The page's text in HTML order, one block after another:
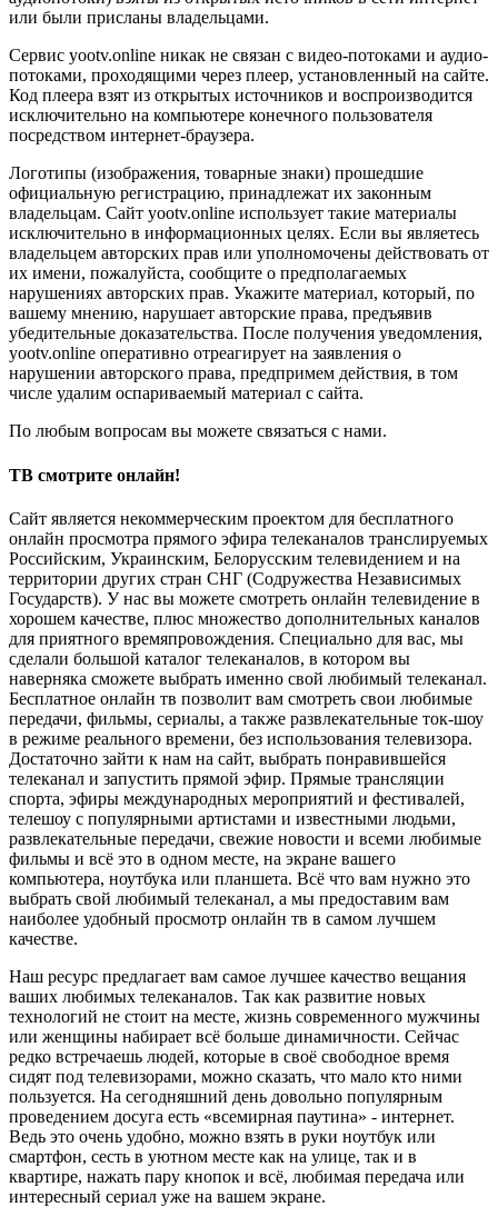
или были присланы владельцами.
Сервис yootv.online никак не связан с видео-потоками и аудио-
потоками, проходящими через плеер, установленный на сайте.
Код плеера взят из открытых источников и воспроизводится
исключительно на компьютере конечного пользователя
посредством интернет-браузера.
Логотипы (изображения, товарные знаки) прошедшие
официальную регистрацию, принадлежат их законным
владельцам. Сайт yootv.online использует такие материалы
исключительно в информационных целях. Если вы являетесь
владельцем авторских прав или уполномочены действовать от
их имени, пожалуйста, сообщите о предполагаемых
нарушениях авторских прав. Укажите материал, который, по
вашему мнению, нарушает авторские права, предъявив
убедительные доказательства. После получения уведомления,
yootv.online оперативно отреагирует на заявления о
нарушении авторского права, предпримем действия, в том
числе удалим оспариваемый материал с сайта.
По любым вопросам вы можете связаться с нами.
ТВ смотрите онлайн!
Сайт является некоммерческим проектом для бесплатного
онлайн просмотра прямого эфира телеканалов транслируемых
Российским, Украинским, Белорусским телевидением и на
территории других стран СНГ (Содружества Независимых
Государств). У нас вы можете смотреть онлайн телевидение в
хорошем качестве, плюс множество дополнительных каналов
для приятного времяпровождения. Специально для вас, мы
сделали большой каталог телеканалов, в котором вы
наверняка сможете выбрать именно свой любимый телеканал.
Бесплатное онлайн тв позволит вам смотреть свои любимые
передачи, фильмы, сериалы, а также развлекательные ток-шоу
в режиме реального времени, без использования телевизора.
Достаточно зайти к нам на сайт, выбрать понравившейся
телеканал и запустить прямой эфир. Прямые трансляции
спорта, эфиры международных мероприятий и фестивалей,
телешоу с популярными артистами и известными людьми,
развлекательные передачи, свежие новости и всеми любимые
фильмы и всё это в одном месте, на экране вашего
компьютера, ноутбука или планшета. Всё что вам нужно это
выбрать свой любимый телеканал, а мы предоставим вам
наиболее удобный просмотр онлайн тв в самом лучшем
качестве.
Наш ресурс предлагает вам самое лучшее качество вещания
ваших любимых телеканалов. Так как развитие новых
технологий не стоит на месте, жизнь современного мужчины
или женщины набирает всё больше динамичности. Сейчас
редко встречаешь людей, которые в своё свободное время
сидят под телевизорами, можно сказать, что мало кто ними
пользуется. На сегодняшний день довольно популярным
проведением досуга есть «всемирная паутина» - интернет.
Ведь это очень удобно, можно взять в руки ноутбук или
смартфон, сесть в уютном месте как на улице, так и в
квартире, нажать пару кнопок и всё, любимая передача или
интересный сериал уже на вашем экране.